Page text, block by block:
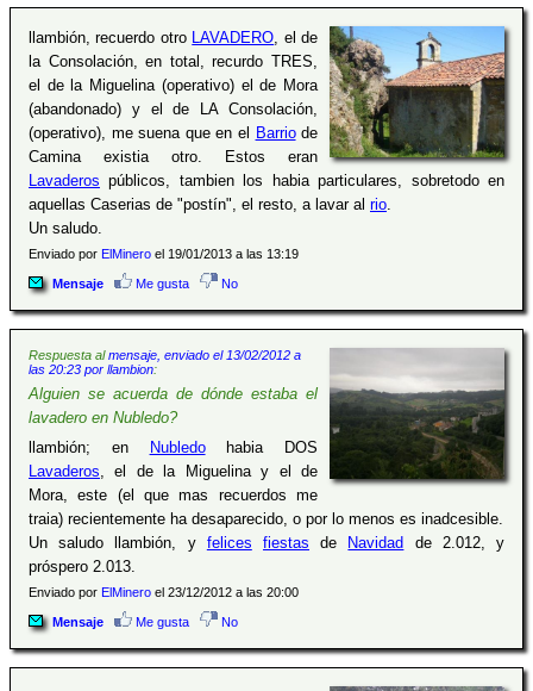
llambión, recuerdo otro LAVADERO , el de
la Consolación, en total, recurdo TRES,
el de la Miguelina (operativo) el de Mora
(abandonado) y el de LA Consolación,
(operativo), me suena que en el
Barriode
Camina existia otro. Estos eran
Lavaderos públicos, tambien los habia particulares, sobretodo en
aquellas Caserias de "postín", el resto, a lavar al rio
Un saludo.
Enviado por ElMinero el 19/01/2013 a las 13:19
Mensaje Me gusta No
Respuesta almensaje, enviado el 13/02/2012 a
las 20:23 por llambion:
Alguien se acuerda de dónde estaba el
lavadero en Nubledo?
llambión; en
Nubledohabia DOS
Lavaderos , el de la Miguelina y el de
Mora, este (el que mas recuerdos me
traia) recientemente ha desaparecido, o por lo menos es inadcesible.
Un saludo llambión, y felices fiestas de Navidad de 2.012, y
próspero 2.013.
Enviado por ElMinero el 23/12/2012 a las 20:00
Mensaje Me gusta No